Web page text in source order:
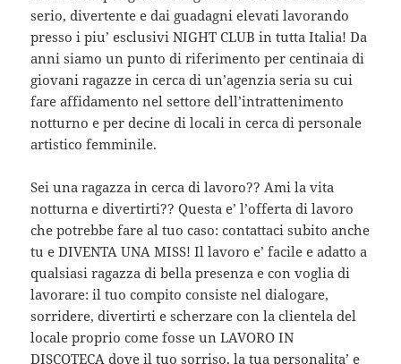
serio, divertente e dai guadagni elevati lavorando
presso i piu’ esclusivi NIGHT CLUB in tutta Italia! Da
anni siamo un punto di riferimento per centinaia di
giovani ragazze in cerca di un’agenzia seria su cui
fare affidamento nel settore dell’intrattenimento
notturno e per decine di locali in cerca di personale
artistico femminile.
Sei una ragazza in cerca di lavoro?? Ami la vita
notturna e divertirti?? Questa e’ l’offerta di lavoro
che potrebbe fare al tuo caso: contattaci subito anche
tu e DIVENTA UNA MISS! Il lavoro e’ facile e adatto a
qualsiasi ragazza di bella presenza e con voglia di
lavorare: il tuo compito consiste nel dialogare,
sorridere, divertirti e scherzare con la clientela del
locale proprio come fosse un LAVORO IN
DISCOTECA dove il tuo sorriso, la tua personalita’ e